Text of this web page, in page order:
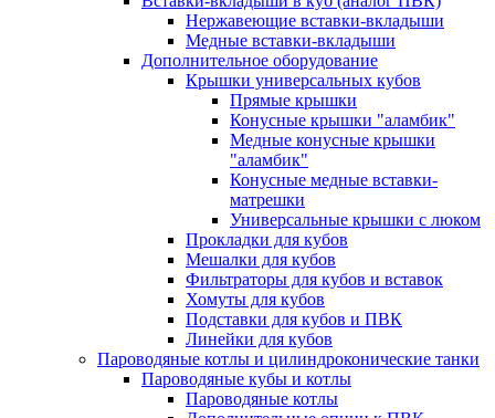
Нержавеющие вставки-вкладыши
Медные вставки-вкладыши
Дополнительное оборудование
Крышки универсальных кубов
Прямые крышки
Конусные крышки "аламбик"
Медные конусные крышки
"аламбик"
Конусные медные вставки-
матрешки
Универсальные крышки с люком
Прокладки для кубов
Мешалки для кубов
Фильтраторы для кубов и вставок
Хомуты для кубов
Подставки для кубов и ПВК
Линейки для кубов
Пароводяные котлы и цилиндроконические танки
Пароводяные кубы и котлы
Пароводяные котлы